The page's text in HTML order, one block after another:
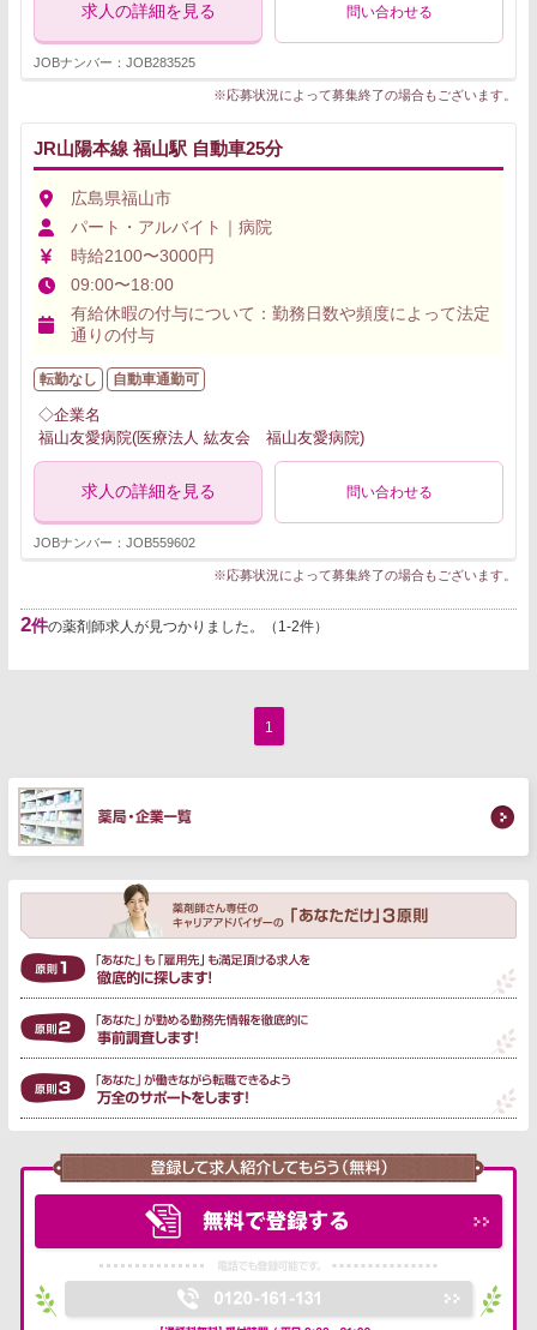
求人の詳細を見る 問い合わせる
JOBナンバー：JOB283525
※応募状況によって募集終了の場合もございます。
JR山陽本線 福山駅 自動車25分
広島県福山市
パート・アルバイト｜病院
時給2100〜3000円
09:00〜18:00
有給休暇の付与について：勤務日数や頻度によって法定
通りの付与
転勤なし 自動車通勤可
◇企業名
福山友愛病院(医療法人 紘友会 福山友愛病院)
求人の詳細を見る 問い合わせる
JOBナンバー：JOB559602
※応募状況によって募集終了の場合もございます。
2件の薬剤師求人が見つかりました。（1-2件）
1